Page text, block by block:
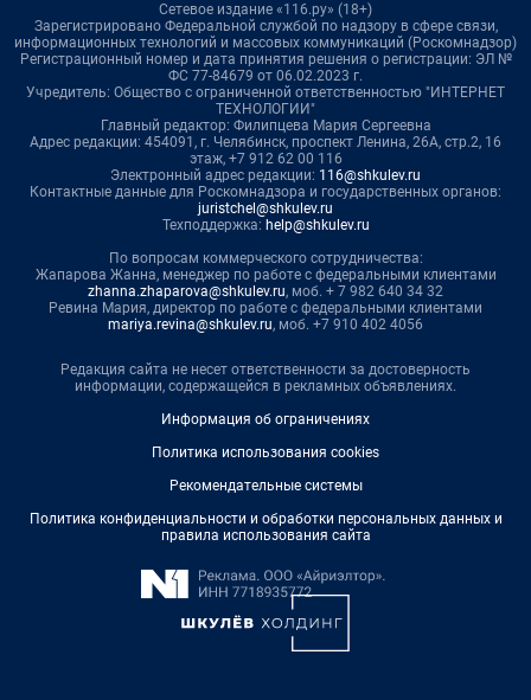
Сетевое издание «116.ру» (18+)
Зарегистрировано Федеральной службой по надзору в сфере связи,
информационных технологий и массовых коммуникаций (Роскомнадзор)
Регистрационный номер и дата принятия решения о регистрации: ЭЛ №
ФС 77-84679 от 06.02.2023 г.
Учредитель: Общество с ограниченной ответственностью "ИНТЕРНЕТ
ТЕХНОЛОГИИ"
Главный редактор: Филипцева Мария Сергеевна
Адрес редакции: 454091, г. Челябинск, проспект Ленина, 26А, стр.2, 16
этаж, +7 912 62 00 116
Электронный адрес редакции: 116@shkulev.ru
Контактные данные для Роскомнадзора и государственных органов:
juristchel@shkulev.ru
Техподдержка: help@shkulev.ru
По вопросам коммерческого сотрудничества:
Жапарова Жанна, менеджер по работе с федеральными клиентами
zhanna.zhaparova@shkulev.ru, моб. + 7 982 640 34 32
Ревина Мария, директор по работе с федеральными клиентами
mariya.revina@shkulev.ru, моб. +7 910 402 4056
Редакция сайта не несет ответственности за достоверность
информации, содержащейся в рекламных объявлениях.
Информация об ограничениях
Политика использования cookies
Рекомендательные системы
Политика конфиденциальности и обработки персональных данных и
правила использования сайта